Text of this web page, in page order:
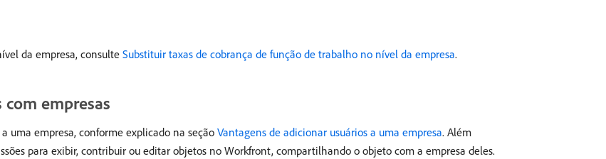
da empresa, consulte Substituir taxas de cobrança de função de trabalho no nível da empresa.
empresas
uma empresa, conforme explicado na seção Vantagens de adicionar usuários a uma empresa. Além
para exibir, contribuir ou editar objetos no Workfront, compartilhando o objeto com a empresa deles.